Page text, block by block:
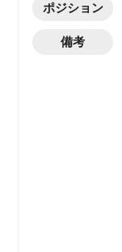
ポジション
備考